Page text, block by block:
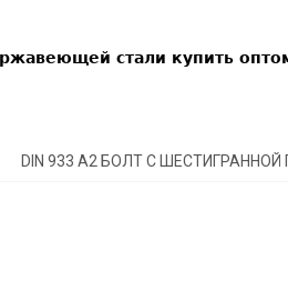
DIN 933 А2 БОЛТ С